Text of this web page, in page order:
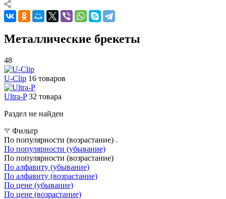
Металлические брекеты
48
U-Clip 16 товаров
Ultra-P 32 товара
Раздел не найден
Фильтр
По популярности (возрастание)
По популярности (убывание)
По популярности (возрастание)
По алфавиту (убывание)
По алфавиту (возрастание)
По цене (убывание)
По цене (возрастание)